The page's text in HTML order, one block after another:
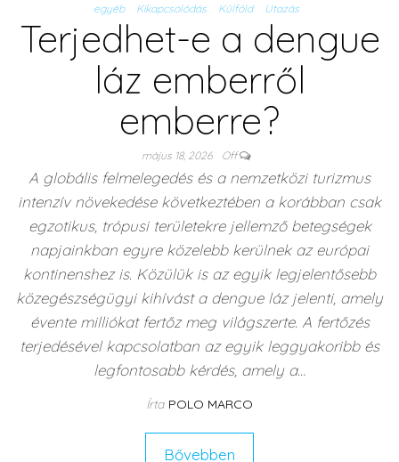
egyéb Kikapcsolódás Külföld Utazás
Terjedhet-e a dengue
láz emberről
emberre?
május 18, 2026 Off
A globális felmelegedés és a nemzetközi turizmus
intenzív növekedése következtében a korábban csak
egzotikus, trópusi területekre jellemző betegségek
napjainkban egyre közelebb kerülnek az európai
kontinenshez is. Közülük is az egyik legjelentősebb
közegészségügyi kihívást a dengue láz jelenti, amely
évente milliókat fertőz meg világszerte. A fertőzés
terjedésével kapcsolatban az egyik leggyakoribb és
legfontosabb kérdés, amely a…
Írta POLO MARCO
Bővebben